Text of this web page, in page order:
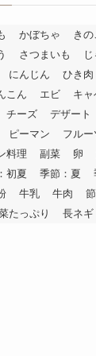
かぼちゃ
きの
さつまいも
にんじん
ひき肉
こん エビ
キャ
チーズ デザート
ピーマン
フルー
料理 副菜 卵
初夏 季節：夏
牛乳 牛肉
たっぷり 長ネギ